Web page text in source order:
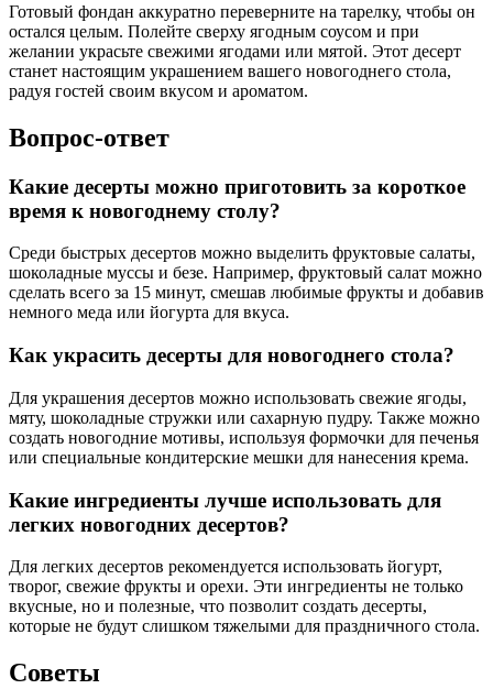
Готовый фондан аккуратно переверните на тарелку, чтобы он
остался целым. Полейте сверху ягодным соусом и при
желании украсьте свежими ягодами или мятой. Этот десерт
станет настоящим украшением вашего новогоднего стола,
радуя гостей своим вкусом и ароматом.
Вопрос-ответ
Какие десерты можно приготовить за короткое
время к новогоднему столу?
Среди быстрых десертов можно выделить фруктовые салаты,
шоколадные муссы и безе. Например, фруктовый салат можно
сделать всего за 15 минут, смешав любимые фрукты и добавив
немного меда или йогурта для вкуса.
Как украсить десерты для новогоднего стола?
Для украшения десертов можно использовать свежие ягоды,
мяту, шоколадные стружки или сахарную пудру. Также можно
создать новогодние мотивы, используя формочки для печенья
или специальные кондитерские мешки для нанесения крема.
Какие ингредиенты лучше использовать для
легких новогодних десертов?
Для легких десертов рекомендуется использовать йогурт,
творог, свежие фрукты и орехи. Эти ингредиенты не только
вкусные, но и полезные, что позволит создать десерты,
которые не будут слишком тяжелыми для праздничного стола.
Советы